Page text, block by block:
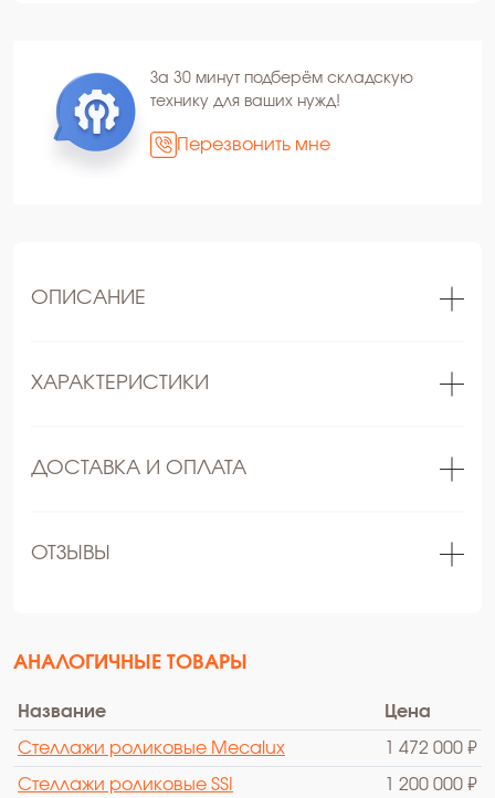
За 30 минут подберём складскую
технику для ваших нужд!
Перезвонить мне
ОПИСАНИЕ
ХАРАКТЕРИСТИКИ
ДОСТАВКА И ОПЛАТА
ОТЗЫВЫ
АНАЛОГИЧНЫЕ ТОВАРЫ
Название Цена
Стеллажи роликовые Mecalux 1 472 000 ₽
Стеллажи роликовые SSI 1 200 000 ₽